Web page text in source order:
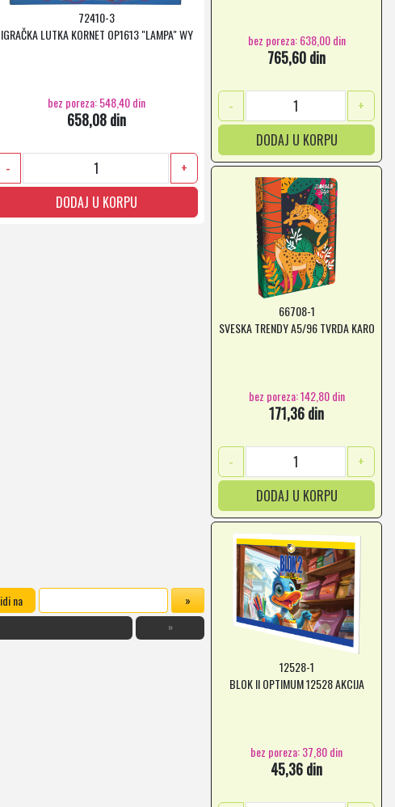
72410-3
IGRAČKA LUTKA KORNET OP1613 "LAMPA" WY
bez poreza: 548,40 din
658,08 din
-
+
DODAJ U KORPU
idi na
»
bez poreza: 638,00 din
765,60 din
-
+
DODAJ U KORPU
66708-1
SVESKA TRENDY A5/96 TVRDA KARO
bez poreza: 142,80 din
171,36 din
-
+
DODAJ U KORPU
12528-1
BLOK II OPTIMUM 12528 AKCIJA
bez poreza: 37,80 din
45,36 din